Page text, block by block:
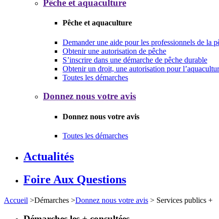
Pêche et aquaculture
Pêche et aquaculture
Demander une aide pour les professionnels de la
Obtenir une autorisation de pêche
S’inscrire dans une démarche de pêche durable
Obtenir un droit, une autorisation pour
Toutes les démarches
Donnez nous votre avis
Donnez nous votre avis
Toutes les démarches
Actualités
Foire Aux Questions
Accueil >Démarches >Donnez nous votre avis > Services publics +